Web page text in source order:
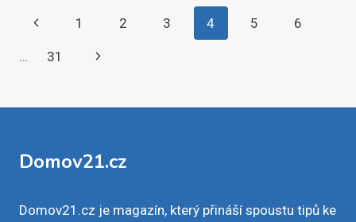
Navigace
na
Předchozí
stránka
1 2 3 4 5 6
… 31
Další
Domov21.cz
Domov21.cz je magazín, který přináší spoustu tipů ke